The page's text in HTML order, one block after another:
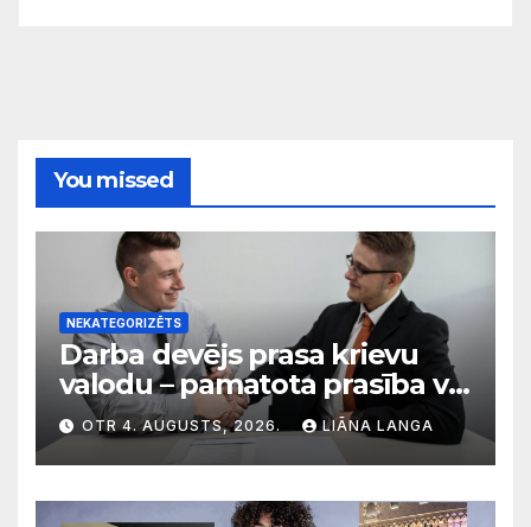
You missed
NEKATEGORIZĒTS
Darba devējs prasa krievu
valodu – pamatota prasība vai
diskriminācija? Skaidro VDI
OTR 4. AUGUSTS, 2026. LIĀNA LANGA